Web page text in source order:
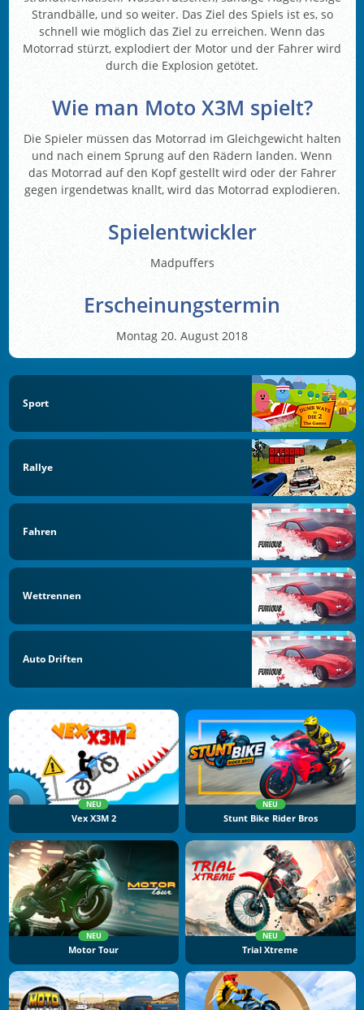
Strandbälle, und so weiter. Das Ziel des Spiels ist es, so
schnell wie möglich das Ziel zu erreichen. Wenn das
Motorrad stürzt, explodiert der Motor und der Fahrer wird
durch die Explosion getötet.
Wie man Moto X3M spielt?
Die Spieler müssen das Motorrad im Gleichgewicht halten
und nach einem Sprung auf den Rädern landen. Wenn
das Motorrad auf den Kopf gestellt wird oder der Fahrer
gegen irgendetwas knallt, wird das Motorrad explodieren.
Spielentwickler
Madpuffers
Erscheinungstermin
Montag 20. August 2018
Sport
Rallye
Fahren
Wettrennen
Auto Driften
NEU
Vex X3M 2
NEU
Stunt Bike Rider Bros
NEU
Motor Tour
NEU
Trial Xtreme